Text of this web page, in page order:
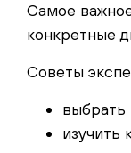
Самое
конкретные
Советы
выбрать
изучить